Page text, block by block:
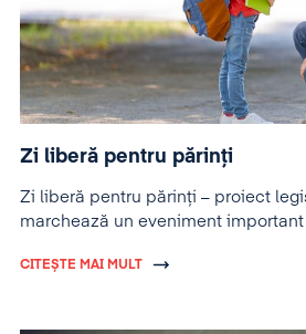
Zi liberă pentru părinți
Zi liberă pentru părinți – proiect
marchează un eveniment
CITEȘTE MAI MULT